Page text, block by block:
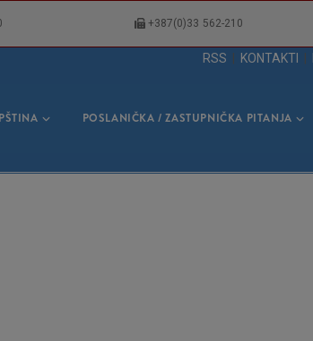
+387(0)33 562-210
RSS KONTAKTI
POSLANIČKA / ZASTUPNIČKA PITANJA